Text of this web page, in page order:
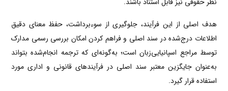
هدف اصلی از این فرآیند، جلوگیری از سوءبرداشت، حفظ معنای دقیق
اطلاعات درج‌شده در سند اصلی و فراهم کردن امکان بررسی رسمی مدارک
توسط مراجع اسپانیایی‌زبان است؛ به‌گونه‌ای که ترجمه انجام‌شده بتواند
به‌عنوان جایگزین معتبر سند اصلی در فرآیندهای قانونی و اداری مورد
استفاده قرار گیرد.